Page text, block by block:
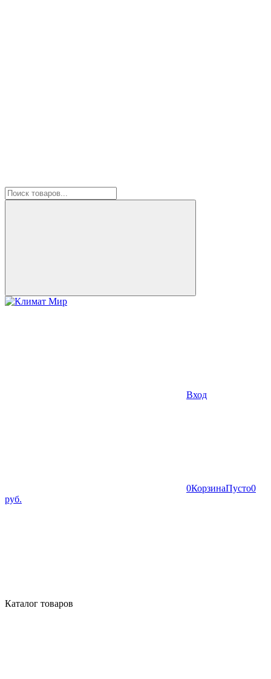
Вход
0КорзинаПусто0
руб.
Каталог товаров